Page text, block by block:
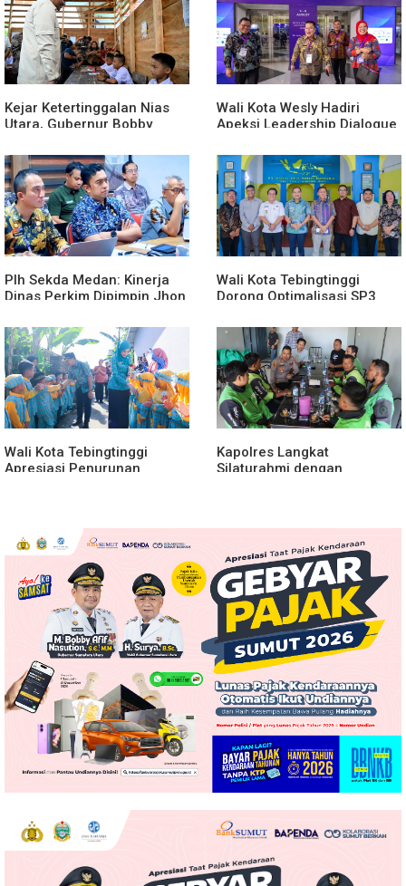
Kejar Ketertinggalan Nias
Utara, Gubernur Bobby
Gedung SMPN 4 Sitoli Ori
Wali Kota Wesly Hadiri
Apeksi Leadership Dialogue
Transformasi Digital
Plh Sekda Medan: Kinerja
Dinas Perkim Dipimpin Jhon
Kelurahan
Wali Kota Tebingtinggi
Dorong Optimalisasi SP3
Wali Kota Tebingtinggi
Apresiasi Penurunan
Kapolres Langkat
Silaturahmi dengan